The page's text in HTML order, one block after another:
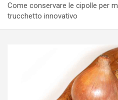
Come conservare le cipolle per
trucchetto innovativo